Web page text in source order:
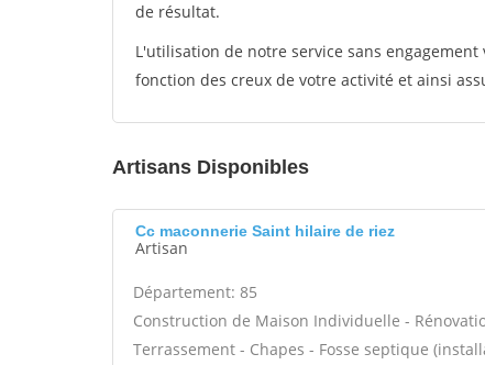
de résultat.
L'utilisation de notre service sans
fonction des creux de votre activité et ainsi
Artisans Disponibles
Cc maconnerie Saint hilaire de riez
Artisan
Département: 85
Construction de Maison Individuelle -
Terrassement - Chapes - Fosse septique